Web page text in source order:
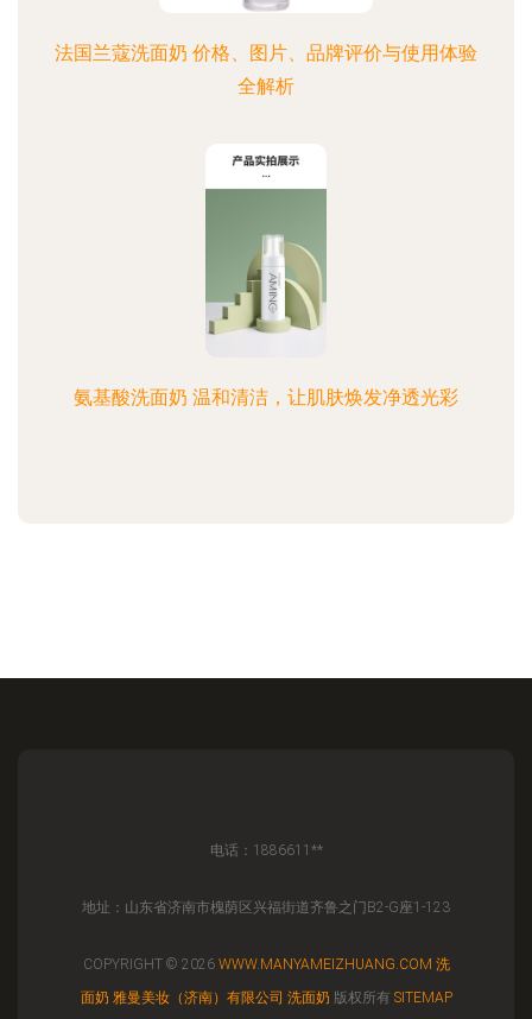
法国兰蔻洗面奶 价格、图片、品牌评价与使用体验
全解析
氨基酸洗面奶 温和清洁，让肌肤焕发净透光彩
电话：1886611**
地址：山东省济南市槐荫区兴福街道齐鲁之门B2-G座1-123
COPYRIGHT © 2026 WWW.MANYAMEIZHUANG.COM 洗
面奶 雅曼美妆（济南）有限公司 洗面奶 版权所有 SITEMAP